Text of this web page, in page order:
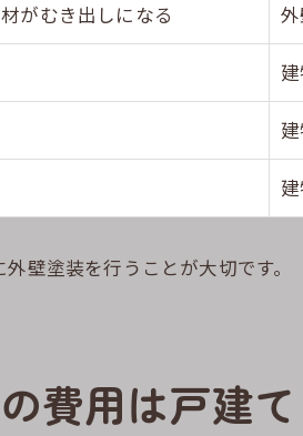
がむき出しになる
壁塗装を行うことが大切です。
費用は戸建